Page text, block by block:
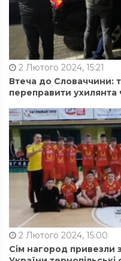
2 Лютого 2024, 15:21
Втеча до Словаччини:
переправити
2 Лютого 2024, 15:00
Сім нагород привезли